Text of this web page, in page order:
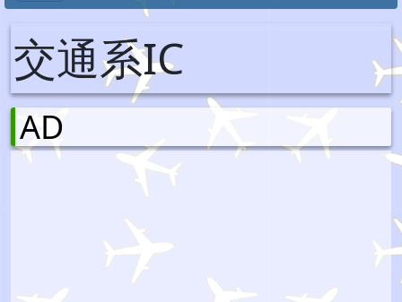
交通系IC
AD